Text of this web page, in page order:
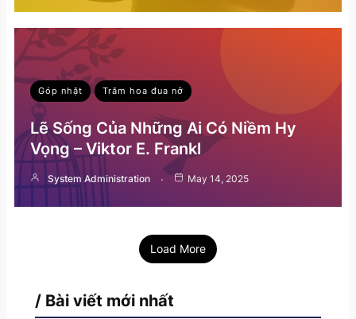
Góp nhặt Trăm hoa đua nở
Lẽ Sống Của Những Ai Có Niềm Hy
Vọng – Viktor E. Frankl
System Administration May 14, 2025
Load More
/ Bài viết mới nhất